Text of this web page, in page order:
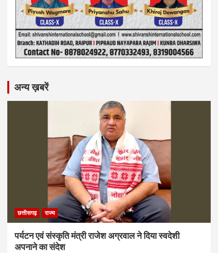
अन्य ख़बरें
छत्तीसगढ़ राज्य
पर्यटन एवं संस्कृति मंत्री राजेश अग्रवाल ने दिया स्वदेशी
अपनाने का संदेश